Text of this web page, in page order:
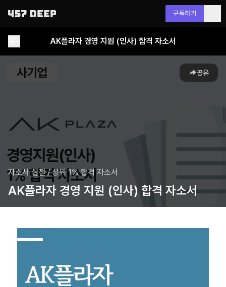
구독하기
AK플라자 경영 지원 (인사) 합격 자소서
공유
자소서 실전/상위 1% 합격 자소서
AK플라자 경영 지원 (인사) 합격 자소서